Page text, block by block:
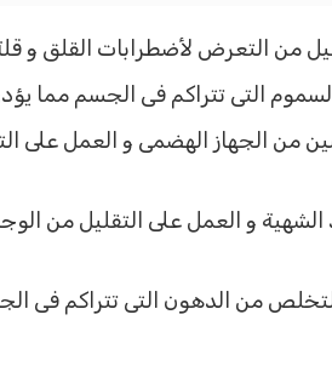
من التعرض لأضطرابات القلق و
التى تتراكم فى الجسم مما
من الجهاز الهضمى و العمل على
و العمل على التقليل من
من الدهون التى تتراكم فى